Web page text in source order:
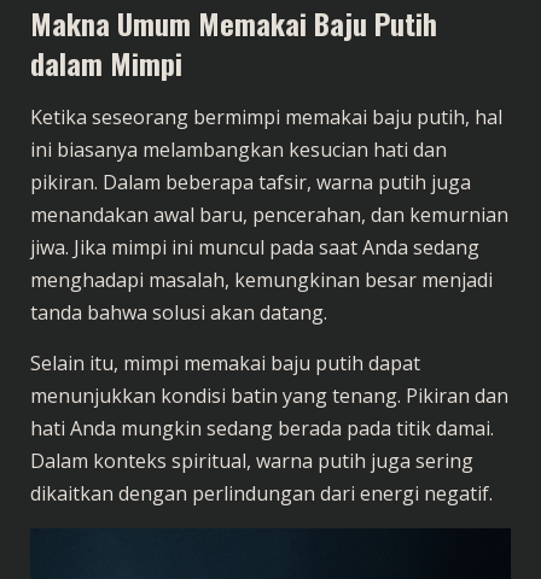
Makna Umum Memakai Baju Putih
dalam Mimpi
Ketika seseorang bermimpi memakai baju putih, hal
ini biasanya melambangkan kesucian hati dan
pikiran. Dalam beberapa tafsir, warna putih juga
menandakan awal baru, pencerahan, dan kemurnian
jiwa. Jika mimpi ini muncul pada saat Anda sedang
menghadapi masalah, kemungkinan besar menjadi
tanda bahwa solusi akan datang.
Selain itu, mimpi memakai baju putih dapat
menunjukkan kondisi batin yang tenang. Pikiran dan
hati Anda mungkin sedang berada pada titik damai.
Dalam konteks spiritual, warna putih juga sering
dikaitkan dengan perlindungan dari energi negatif.